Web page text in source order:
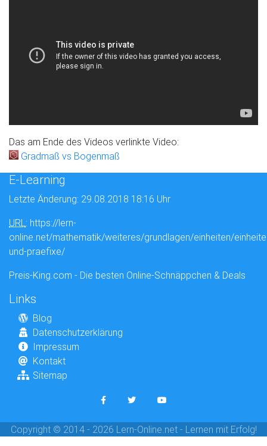
Das am Ende des Videos verlinkte Video:
Gradmaß vs Bogenmaß
E-Learning
Letzte Änderung: 29.08.2018 18:16 Uhr
URL: https://lern-
online.net/mathematik/weiteres/grundlagen/einheiten/
und-praefixe/
Preis-King.com - Die besten Online-Schnäppchen & Deals
Links
Blog
Datenschutzerklärung
Impressum
Kontakt
Sitemap
Copyright © 2014 - 2026 Lern-Online.net - Lernen mit Erfolg!